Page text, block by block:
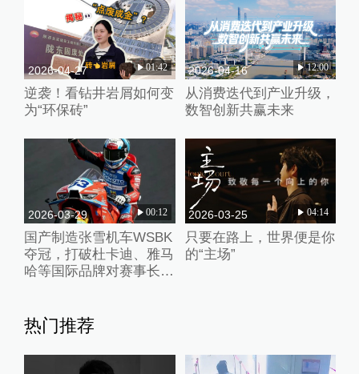
2026-04-27 01:42
逆袭！看钻井岩屑如何变
为“环保砖”
2026-04-16 12:00
从消费迭代到产业升级，
数智创新共赢未来
2026-03-29 00:12
国产制造张雪机车WSBK
夺冠，打破杜卡迪、雅马
哈等国际品牌对赛事长期
2026-03-25 04:14
只要在路上，世界便是你
的“主场”
热门推荐